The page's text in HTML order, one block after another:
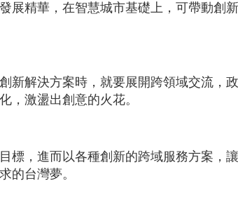
展精華，在智慧城市基礎上，可帶動創
新解決方案時，就要展開跨領域交流，
，激盪出創意的火花。
標，進而以各種創新的跨域服務方案，
的台灣夢。